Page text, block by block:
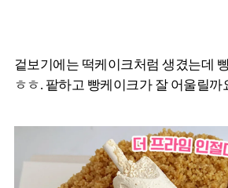
겉보기에는 떡케이크처럼 생겼는데
ㅎㅎ. 팥하고 빵케이크가 잘 어울릴까